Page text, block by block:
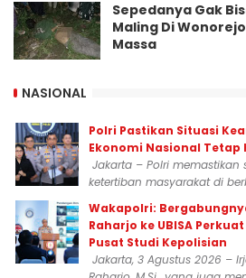
Sepedanya Gak
Maling Di
Massa
NASIONAL
Polri Pastikan Situasi
Ekonomi Nasional Tetap
Jakarta – Polri
ketertiban masyarakat di
Wakapolri:
Raharjo ke UBISA
Pusat Studi Kepolisian
Jakarta, 3 Agustus 2026 –